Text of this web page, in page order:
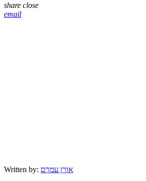
share close
email
Written by: אורן עמרם